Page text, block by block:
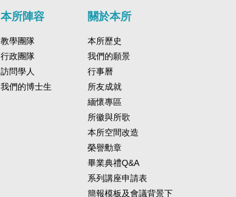
本所陣容
教學團隊
行政團隊
訪問學人
我們的博士生
關於本所
本所歷史
我們的願景
行事曆
所友成就
緬懷專區
所徽與所歌
本所空間改造
榮譽勳章
畢業典禮Q&A
系列講座申請表
簡報模板及會議背景下